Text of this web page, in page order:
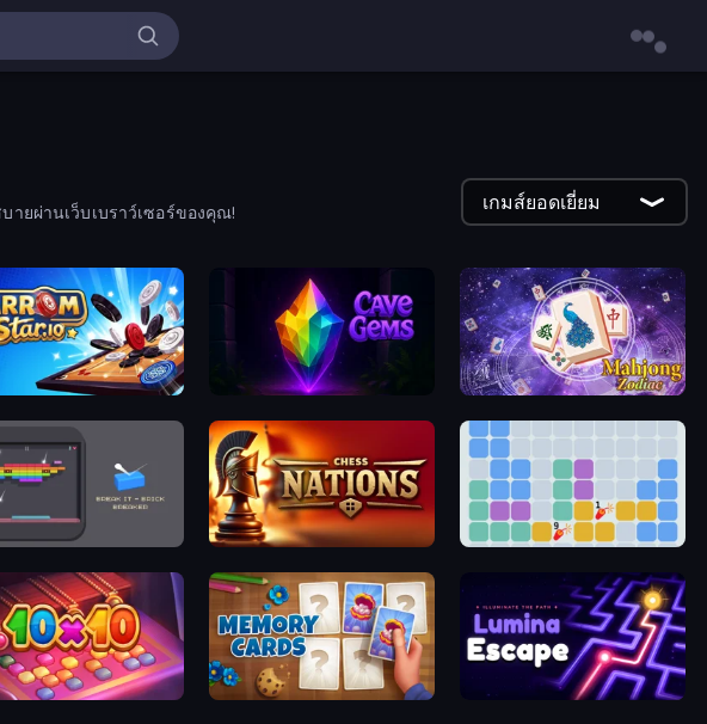
ยผ่านเว็บเบราว์เซอร์ของคุณ! เกมส์ยอดเยี่ยม
Stars.io Cave Gems Mahjong Solitaire Zodiac
it - Brick Breaker Chess Nations Block Puzzle Plus
Arabian Nights Memory Cards Lumina Escape